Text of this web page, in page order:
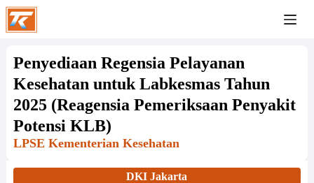
Penyediaan Regensia Pelayanan
Kesehatan untuk Labkesmas Tahun
2025 (Reagensia Pemeriksaan Penyakit
Potensi KLB)
LPSE Kementerian Kesehatan
DKI Jakarta